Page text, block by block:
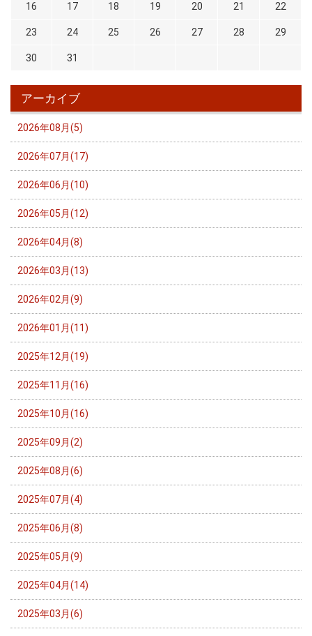
16 17 18 19 20 21 22
23 24 25 26 27 28 29
30 31
アーカイブ
2026年08月(5)
2026年07月(17)
2026年06月(10)
2026年05月(12)
2026年04月(8)
2026年03月(13)
2026年02月(9)
2026年01月(11)
2025年12月(19)
2025年11月(16)
2025年10月(16)
2025年09月(2)
2025年08月(6)
2025年07月(4)
2025年06月(8)
2025年05月(9)
2025年04月(14)
2025年03月(6)